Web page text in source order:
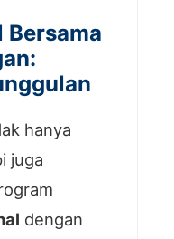
Bersama
hanya
juga
dengan